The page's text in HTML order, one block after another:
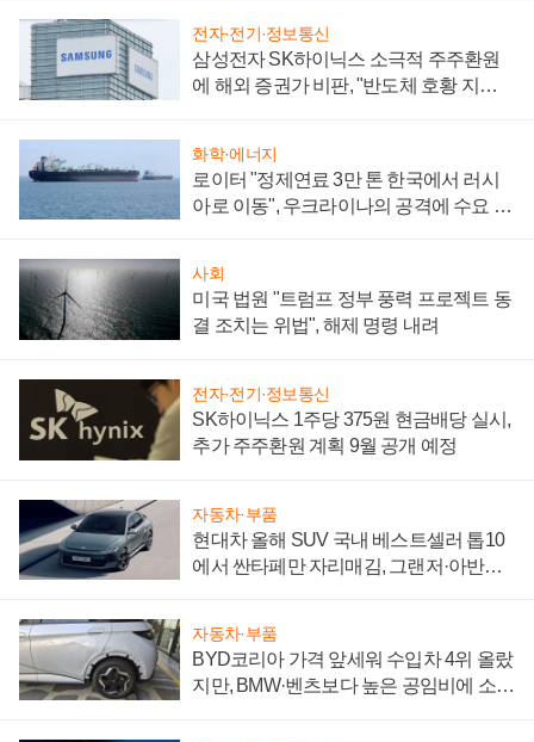
전자·전기·정보통신
삼성전자 SK하이닉스 소극적 주주환원
에 해외 증권가 비판, "반도체 호황 지속
화학·에너지
로이터 "정제연료 3만 톤 한국에서 러시
아로 이동", 우크라이나의 공격에 수요 늘
사회
미국 법원 "트럼프 정부 풍력 프로젝트 동
결 조치는 위법", 해제 명령 내려
전자·전기·정보통신
SK하이닉스 1주당 375원 현금배당 실시,
추가 주주환원 계획 9월 공개 예정
자동차·부품
현대차 올해 SUV 국내 베스트셀러 톱10
에서 싼타페만 자리매김, 그랜저·아반떼
자동차·부품
BYD코리아 가격 앞세워 수입차 4위 올랐
지만, BMW·벤츠보다 높은 공임비에 소비